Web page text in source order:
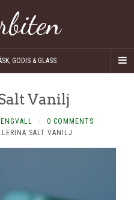
GODIS & GLASS
Vanilj
·
0 COMMENTS
SALT VANILJ